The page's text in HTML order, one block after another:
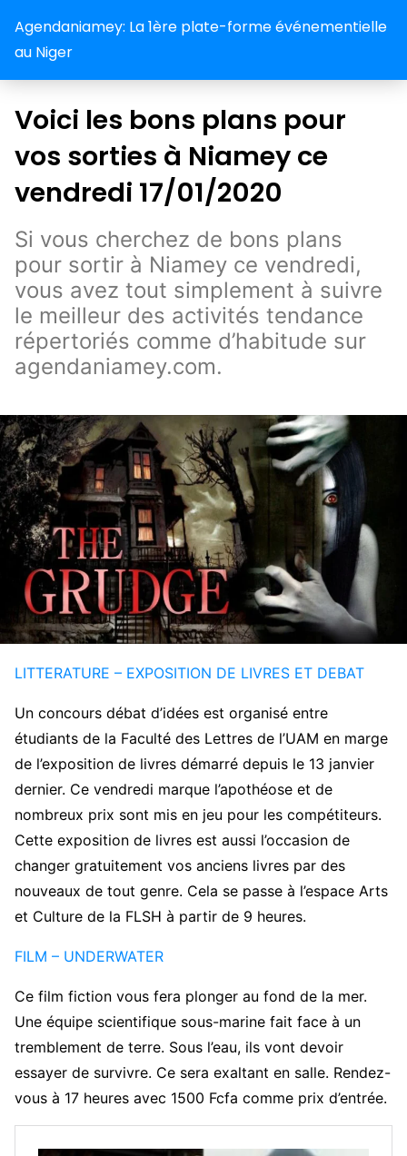
Agendaniamey: La 1ère plate-forme événementielle
au Niger
Voici les bons plans pour
vos sorties à Niamey ce
vendredi 17/01/2020
Si vous cherchez de bons plans
pour sortir à Niamey ce vendredi,
vous avez tout simplement à suivre
le meilleur des activités tendance
répertoriés comme d’habitude sur
agendaniamey.com.
LITTERATURE – EXPOSITION DE LIVRES ET DEBAT
Un concours débat d’idées est organisé entre
étudiants de la Faculté des Lettres de l’UAM en marge
de l’exposition de livres démarré depuis le 13 janvier
dernier. Ce vendredi marque l’apothéose et de
nombreux prix sont mis en jeu pour les compétiteurs.
Cette exposition de livres est aussi l’occasion de
changer gratuitement vos anciens livres par des
nouveaux de tout genre. Cela se passe à l’espace Arts
et Culture de la FLSH à partir de 9 heures.
FILM – UNDERWATER
Ce film fiction vous fera plonger au fond de la mer.
Une équipe scientifique sous-marine fait face à un
tremblement de terre. Sous l’eau, ils vont devoir
essayer de survivre. Ce sera exaltant en salle. Rendez-
vous à 17 heures avec 1500 Fcfa comme prix d’entrée.